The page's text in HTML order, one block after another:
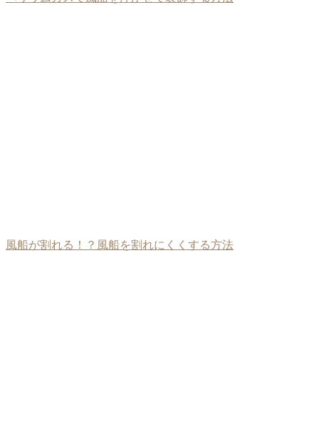
風船が割れる！？風船を割れにくくする方法